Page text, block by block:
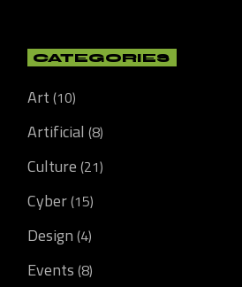
CATEGORIES
Art (10)
Artificial (8)
Culture (21)
Cyber(15)
Design (4)
Events (8)